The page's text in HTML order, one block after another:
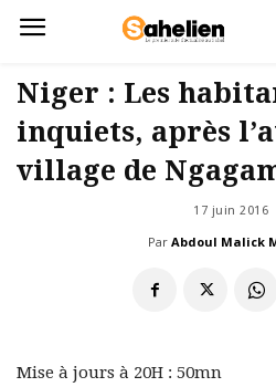
Niger : Les
inquiets, après
village de
17 juin 2016
Par Abdoul Malick
Mise à jours à 20H : 50mn